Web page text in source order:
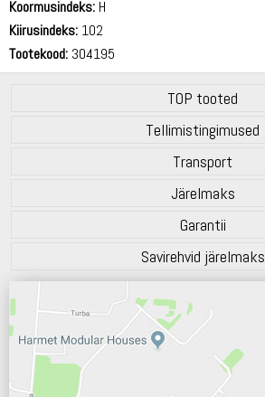
Koormusindeks: H
Kiirusindeks: 102
Tootekood: 304195
TOP tooted
Tellimistingimused
Transport
Järelmaks
Garantii
Savirehvid järelmaks